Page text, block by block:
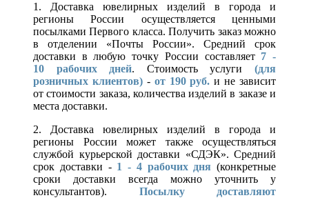
1. Доставка ювелирных изделий в города и
регионы России осуществляется ценными
посылками Первого класса. Получить заказ можно
в отделении «Почты России». Средний срок
доставки в любую точку России составляет 7 -
10 рабочих дней. Стоимость услуги(для
розничных клиентов)- от 190 руб. и не зависит
от стоимости заказа, количества изделий в заказе и
места доставки.
2. Доставка ювелирных изделий в города и
регионы России может также осуществляться
службой курьерской доставки «СДЭК». Средний
срок доставки - 1 - 4 рабочих дня (конкретные
сроки доставки всегда можно уточнить у
консультантов). Посылку доставляют